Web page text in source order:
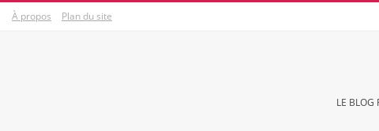
SkipÀ propos Plan du site
LE BLOG